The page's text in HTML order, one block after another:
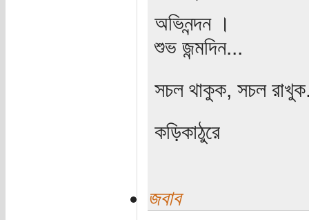
অভিনন্দন ।
শুভ জন্মদিন...
সচল থাকুক, সচল
কড়িকাঠুরে
জবাব